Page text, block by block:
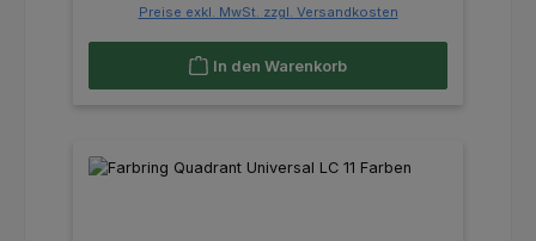
Preise exkl. MwSt. zzgl. Versandkosten
In den Warenkorb